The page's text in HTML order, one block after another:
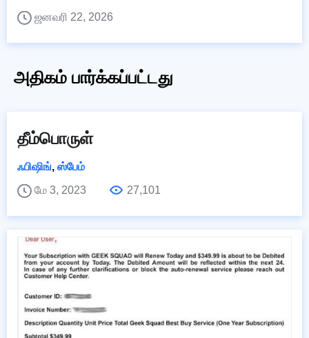
ஜனவரி 22, 2026
அதிகம் பார்க்கப்பட்டது
தீம்பொருள்
ஃபிஷிங், ஸ்பேம்
மே 3, 2023
27,101